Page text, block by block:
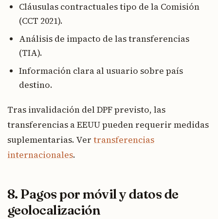
Cláusulas contractuales tipo de la Comisión
(CCT 2021).
Análisis de impacto de las transferencias
(TIA).
Información clara al usuario sobre país
destino.
Tras invalidación del DPF previsto, las
transferencias a EEUU pueden requerir medidas
suplementarias. Ver transferencias
internacionales.
8. Pagos por móvil y datos de
geolocalización